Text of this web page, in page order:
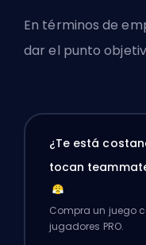
En términos de
dar el punto
¿Te está
tocan
Compra un juego
jugadores PRO.